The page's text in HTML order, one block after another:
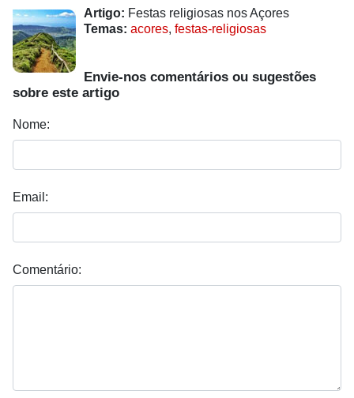
Artigo: Festas religiosas nos Açores
Temas: acores, festas-religiosas
Envie-nos comentários ou sugestões
sobre este artigo
Nome:
Email:
Comentário: